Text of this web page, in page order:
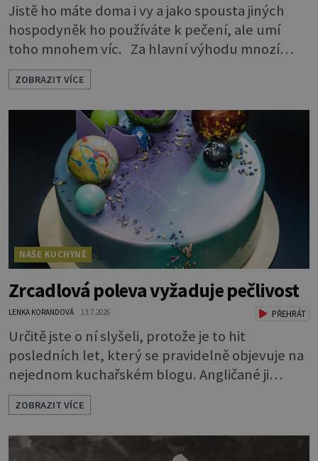
Jistě ho máte doma i vy a jako spousta jiných
hospodyněk ho používáte k pečení, ale umí
toho mnohem víc. Za hlavní výhodu mnozí
považují to, že nemusí vymazávat plech, ať už
pečou moučníky nebo nějaký druh slaného
pečiva. Ale to zdaleka není všechno. Papír se dá
použít na vyložení jakékoliv nádoby, když
nechceme, aby se její obsah přichytil na stěnu a
připálil. Například když pečete v
ZOBRAZIT VÍCE
NAŠE KUCHYNĚ
Zrcadlová poleva vyžaduje pečlivost
LENKA KORANDOVÁ 13.7.2026 PŘEHRÁT
Určitě jste o ní slyšeli, protože je to hit
posledních let, který se pravidelně objevuje na
nejednom kuchařském blogu. Angličané ji
nazývají mirror glaze, tedy zrcadlová poleva, a
opravdu se jako zrcadlo blyští. Pokud vás
napadlo, že byste si ji také rádi zkusili, klidně se
do toho dejte. A jaký že zázrak způsobí, že
ZOBRAZIT VÍCE